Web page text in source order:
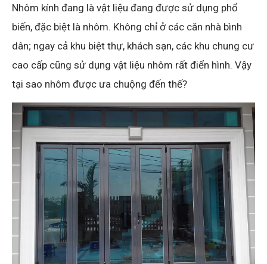
Nhôm kính đang là vật liệu đang được sử dụng phổ
biến, đặc biệt là nhôm. Không chỉ ở các căn nhà bình
dân; ngay cả khu biệt thự, khách sạn, các khu chung cư
cao cấp cũng sử dụng vật liệu nhôm rất điển hình. Vậy
tại sao nhôm được ưa chuộng đến thế?